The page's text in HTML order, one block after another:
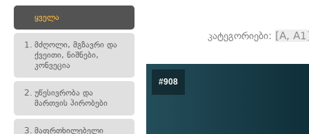
ყველა
1. მძღოლი, მგზავრი და
ქვეითი, ნიშნები,
კონვეცია
2. უწესივრობა და
მართვის პირობები
3. მაფრთხილებელი
კატეგორიები: [A,
#908